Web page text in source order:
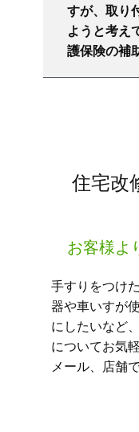
すが、取り
ようと考え
護保険の補
住宅改
お客様よ
手すりをつけ
器や車いすが
にしたいなど
についてお気
メール、店舗